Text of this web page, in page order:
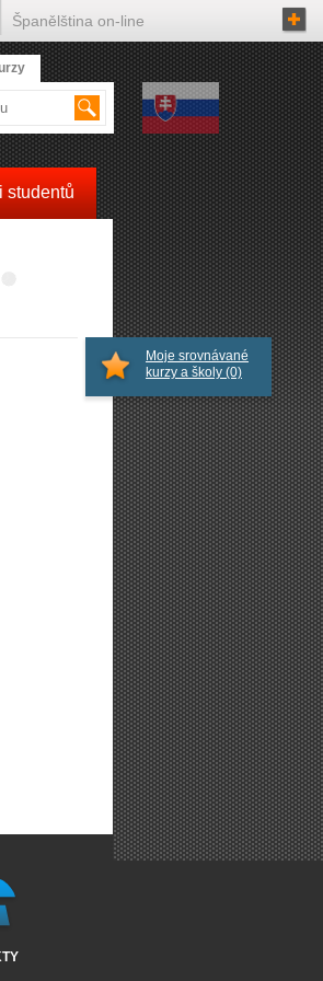
studentů
Moje srovnávané
kurzy a školy (0)
Španělština on-line